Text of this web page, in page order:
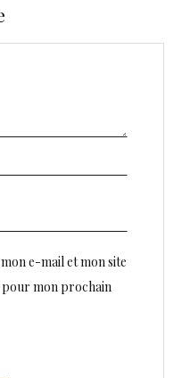
e-mail et mon site
pour mon prochain